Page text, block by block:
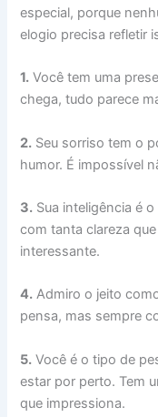
especial, porque
elogio precisa refletir
1. Você tem uma
chega, tudo parece
2. Seu sorriso tem o
humor. É impossível
3. Sua inteligência é
com tanta clareza
interessante.
4. Admiro o jeito
pensa, mas sempre
5. Você é o tipo de
estar por perto. Tem
que impressiona.